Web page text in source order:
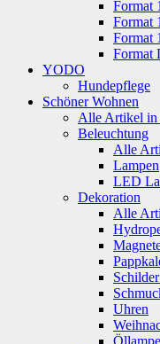
Format
Format
Format
Format
YODO
Hundepflege
Schöner Wohnen
Alle Artikel in
Beleuchtung
Alle
Lampen
LED
Dekoration
Alle
Uhren